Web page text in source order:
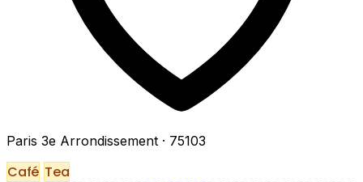
Paris 3e Arrondissement · 75103
Café Tea